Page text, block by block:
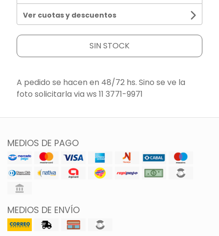
Ver cuotas y descuentos
SIN STOCK
A pedido se hacen en 48/72 hs. Sino se ve la
foto solicitarla via ws 11 3771-9971
MEDIOS DE PAGO
MEDIOS DE ENVÍO